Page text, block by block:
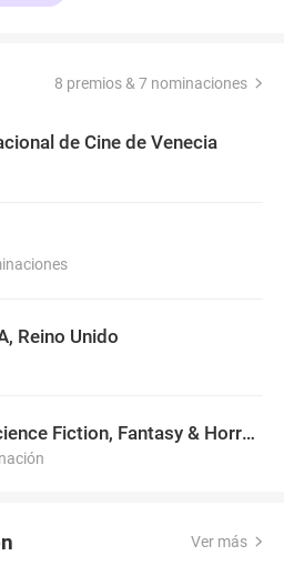
8 premios & 7 nominaciones
de Cine de Venecia
Reino Unido
Academy of Science Fiction, Fantasy & Horror Films, USA
Ver más